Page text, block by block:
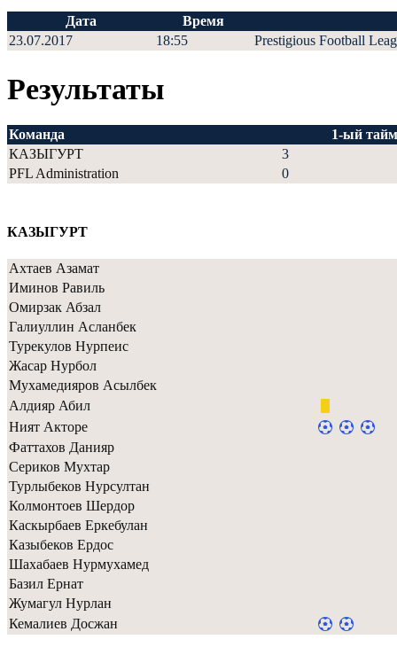
Дата
Время
23.07.2017
18:55 Prestigious Football
Результаты
Команда
1-ый тайм
КАЗЫГУРТ
3
PFL Administration
0
КАЗЫГУРТ
Ахтаев Азамат
Иминов Равиль
Омирзак Абзал
Галиуллин Асланбек
Турекулов Нурпеис
Жасар Нурбол
Мухамедияров Асылбек
Алдияр Абил
Ният Акторе
Фаттахов Данияр
Сериков Мухтар
Турлыбеков Нурсултан
Колмонтоев Шердор
Каскырбаев Еркебулан
Казыбеков Ердос
Шахабаев Нурмухамед
Базил Ернат
Жумагул Нурлан
Кемалиев Досжан